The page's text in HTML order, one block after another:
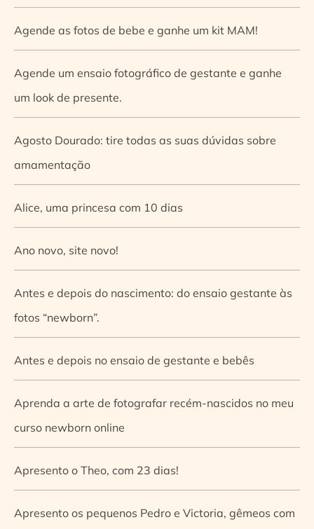
Agende as fotos de bebe e ganhe um kit MAM!
Agende um ensaio fotográfico de gestante e ganhe
um look de presente.
Agosto Dourado: tire todas as suas dúvidas sobre
amamentação
Alice, uma princesa com 10 dias
Ano novo, site novo!
Antes e depois do nascimento: do ensaio gestante às
fotos “newborn”.
Antes e depois no ensaio de gestante e bebês
Aprenda a arte de fotografar recém-nascidos no meu
curso newborn online
Apresento o Theo, com 23 dias!
Apresento os pequenos Pedro e Victoria, gêmeos com